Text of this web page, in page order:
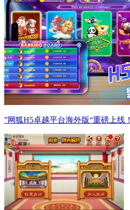
”网狐H5卓越平台海外版“重磅上线！